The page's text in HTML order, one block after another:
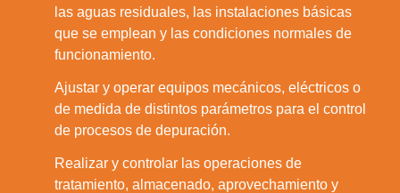
las aguas residuales, las instalaciones básicas
que se emplean y las condiciones normales de
funcionamiento.
Ajustar y operar equipos mecánicos, eléctricos o
de medida de distintos parámetros para el control
de procesos de depuración.
Realizar y controlar las operaciones de
tratamiento, almacenado, aprovechamiento y